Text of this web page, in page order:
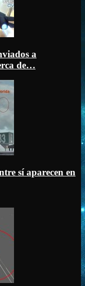
a
de…
sí aparecen en